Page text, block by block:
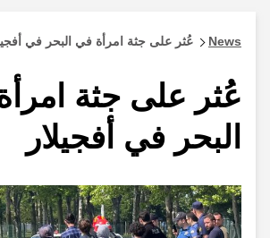
News عُثر على جثة امرأة في البحر في أفجيلار
عُثر على جثة
البحر في أفجيلار